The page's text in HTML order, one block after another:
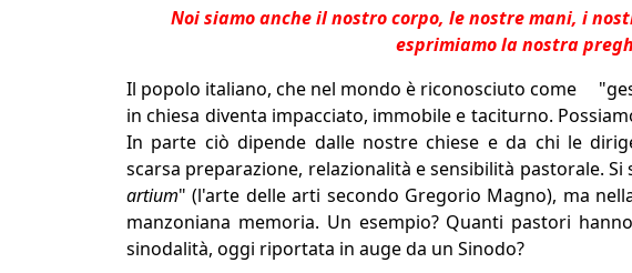
Noi siamo anche il nostro corpo, le nostre mani, i
esprimiamo la nostra
Il popolo italiano, che nel mondo è riconosciuto come
in chiesa diventa impacciato, immobile e taciturno.
In parte ciò dipende dalle nostre chiese e da chi le
scarsa preparazione, relazionalità e sensibilità pastorale.
artium" (l'arte delle arti secondo Gregorio Magno), ma
manzoniana memoria. Un esempio? Quanti pastori
sinodalità, oggi riportata in auge da un Sinodo?